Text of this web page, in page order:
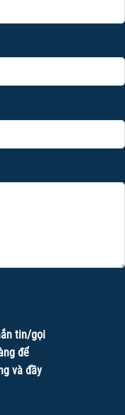
lớn thực phẩm
cực tốt, giúp món ăn
ngon. Nhất là với
tin/gọi
để
và đầy